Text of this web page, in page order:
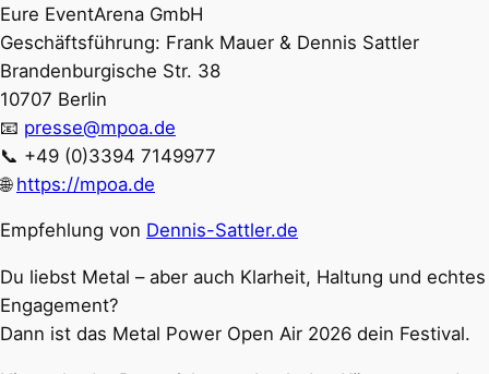
Eure EventArena GmbH
Geschäftsführung: Frank Mauer & Dennis Sattler
Brandenburgische Str. 38
10707 Berlin
📧 presse@mpoa.de
📞 +49 (0)3394 7149977
🌐 https://mpoa.de
Empfehlung von Dennis-Sattler.de
Du liebst Metal – aber auch Klarheit, Haltung und echtes
Engagement?
Dann ist das Metal Power Open Air 2026 dein Festival.